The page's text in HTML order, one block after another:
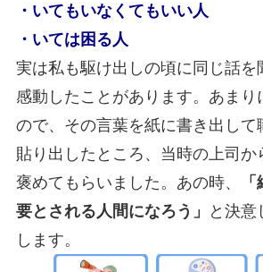
・いてもいなくてもいい人
・いては困る人
実は私も駆け出しの頃に同じ話を
感動したことがあります。あまり
ので、その言葉を紙に書き出して
貼り出したところ、当時の上司か
褒めてもらいました。あの時、
要とされる人間になろう」
と決意
します。